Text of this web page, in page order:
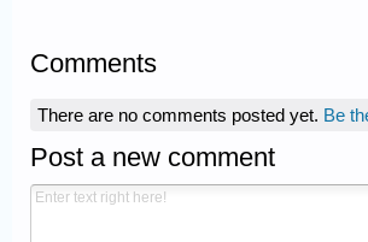
Comments
There are no comments posted yet. Be
Post a new comment